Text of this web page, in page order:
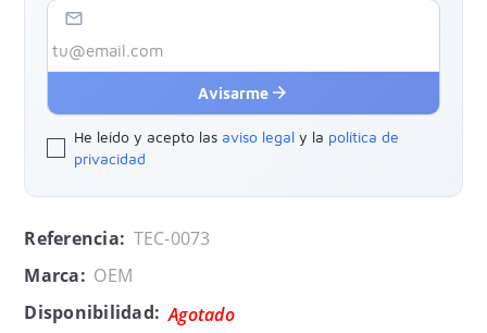
Referencia: TEC-0073
Marca: OEM
Disponibilidad: Agotado
mail_outline
Avisarme arrow_forward
He leído y acepto las aviso legal y la política de
privacidad